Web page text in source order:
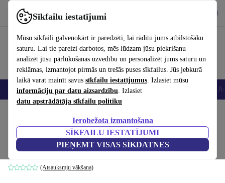
Sīkfailu iestatījumi
Mūsu sīkfaili galvenokārt ir paredzēti, lai rādītu jums atbilstošāku
saturu. Lai tie pareizi darbotos, mēs lūdzam jūsu piekrišanu
analizēt jūsu pārlūkošanas uzvedību un personalizēt jums saturu un
reklāmas, izmantojot pirmās un trešās puses sīkfailus. Jūs jebkurā
laikā varat mainīt savus sīkfailu iestatījumus. Izlasiet mūsu
informāciju par datu aizsardzību. Izlasiet
datu apstrādātāja sīkfailu politiku
Ierobežota izmantošana
SĪKFAILU IESTATĪJUMI
PIEŅEMT VISAS SĪKDATNES
Izmantojiet refurbed ātri un viegli
Viedtālruņi Portatīvie datori Planšetes Viedpulksteņi
Tokina AT-X Pro 11-16mm 2.8 DX
Canon EF | Melns
(Atsauksmju vākšana)